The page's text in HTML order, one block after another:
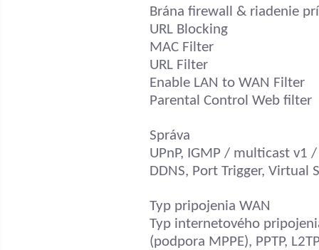
Brána firewall & riadenie
URL Blocking
MAC Filter
URL Filter
Enable LAN to WAN Filter
Parental Control Web filter
Správa
UPnP, IGMP / multicast v1 /
DDNS, Port Trigger, Virtual
Typ pripojenia WAN
Typ internetového
(podpora MPPE), PPTP,